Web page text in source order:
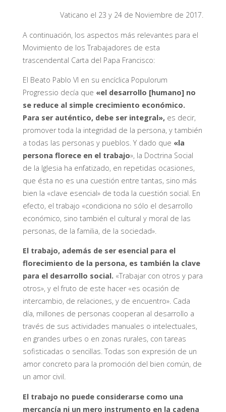
Vaticano el 23 y 24 de Noviembre de 2017.
A continuación, los aspectos más relevantes para el
Movimiento de los Trabajadores de esta
trascendental Carta del Papa Francisco:
El Beato Pablo VI en su encíclica Populorum
Progressio decía que «el desarrollo [humano] no
se reduce al simple crecimiento económico.
Para ser auténtico, debe ser integral», es decir,
promover toda la integridad de la persona, y también
a todas las personas y pueblos. Y dado que «la
persona florece en el trabajo», la Doctrina Social
de la Iglesia ha enfatizado, en repetidas ocasiones,
que ésta no es una cuestión entre tantas, sino más
bien la «clave esencial» de toda la cuestión social. En
efecto, el trabajo «condiciona no sólo el desarrollo
económico, sino también el cultural y moral de las
personas, de la familia, de la sociedad».
El trabajo, además de ser esencial para el
florecimiento de la persona, es también la clave
para el desarrollo social. «Trabajar con otros y para
otros», y el fruto de este hacer «es ocasión de
intercambio, de relaciones, y de encuentro». Cada
día, millones de personas cooperan al desarrollo a
través de sus actividades manuales o intelectuales,
en grandes urbes o en zonas rurales, con tareas
sofisticadas o sencillas. Todas son expresión de un
amor concreto para la promoción del bien común, de
un amor civil.
El trabajo no puede considerarse como una
mercancía ni un mero instrumento en la cadena